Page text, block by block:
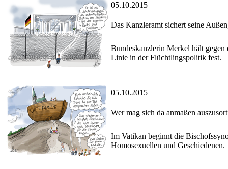
05.10.2015
Das Kanzleramt sichert seine
Bundeskanzlerin Merkel hält
Linie in der Flüchtlingspolitik fest.
05.10.2015
Wer mag sich da anmaßen
Im Vatikan beginnt die
Homosexuellen und Geschiedenen.